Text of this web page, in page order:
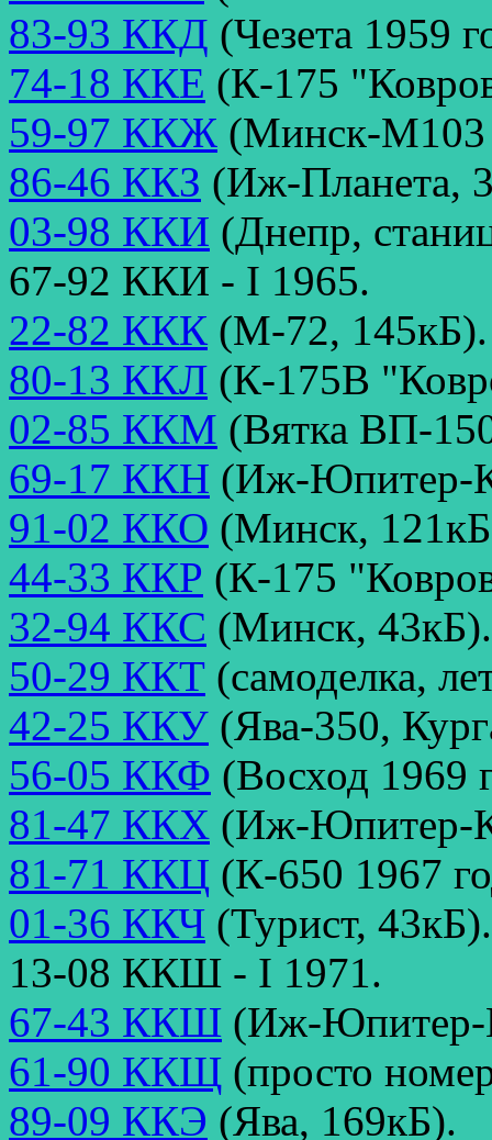
83-93 ККД (Чезета 1959
74-18 ККЕ (К-175
59-97 ККЖ (Минск-М103
86-46 ККЗ (Иж-Планета,
03-98 ККИ (Днепр,
67-92 ККИ - I 1965.
22-82 ККК (М-72, 145кБ).
80-13 ККЛ (К-175В
02-85 ККМ (Вятка ВП-
69-17 ККН (Иж-Юпитер-
91-02 ККО (Минск,
44-33 ККР (К-175
32-94 ККС (Минск, 43кБ).
50-29 ККТ (самоделка,
42-25 ККУ (Ява-350,
56-05 ККФ (Восход 1969
81-47 ККХ (Иж-Юпитер-
81-71 ККЦ (К-650 1967
01-36 ККЧ (Турист, 43кБ).
13-08 ККШ - I 1971.
67-43 ККШ (Иж-Юпитер-
61-90 ККЩ (просто
89-09 ККЭ (Ява, 169кБ).